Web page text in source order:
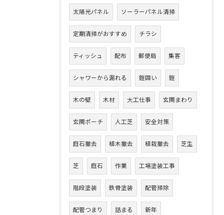
太陽光パネル ソーラーパネル清掃
定期清掃がおすすめ チラシ
ティッシュ 配布 郵便局 集客
シャワーから漏れる 鎧囲い 鎧
木の壁 木材 大工仕事 玄関まわり
玄関ポーチ 人工芝 安全対策
庭石撤去 植木撤去 植栽撤去 芝生
芝 庭石 作業 工場塗装工事
階段塗装 鉄骨塗装 配管掃除
配管つまり 詰まる 新年